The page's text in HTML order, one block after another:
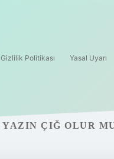
Gizlilik Politikası Yasal Uyarı
YAZIN ÇIĞ OLUR